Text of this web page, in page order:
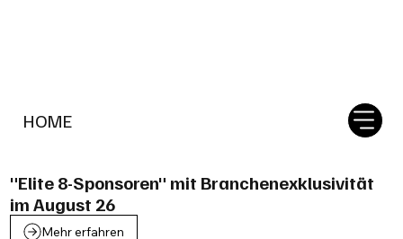
HOME
"Elite 8-Sponsoren" mit Branchenexklusivität
im August 26
Mehr erfahren